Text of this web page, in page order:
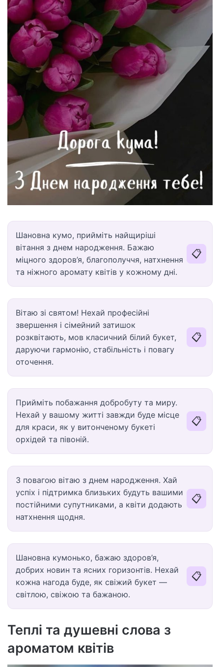
Шановна кумо, прийміть найщиріші
вітання з днем народження. Бажаю
міцного здоров’я, благополуччя, натхнення
та ніжного аромату квітів у кожному дні.
📋
Вітаю зі святом! Нехай професійні
звершення і сімейний затишок
розквітають, мов класичний білий букет,
даруючи гармонію, стабільність і повагу
оточення.
📋
Прийміть побажання добробуту та миру.
Нехай у вашому житті завжди буде місце
для краси, як у витонченому букеті
орхідей та півоній.
📋
З повагою вітаю з днем народження. Хай
успіх і підтримка близьких будуть вашими
постійними супутниками, а квіти додають
натхнення щодня.
📋
Шановна кумонько, бажаю здоров’я,
добрих новин та ясних горизонтів. Нехай
кожна нагода буде, як свіжий букет —
світлою, свіжою та бажаною.
📋
Теплі та душевні слова з
ароматом квітів